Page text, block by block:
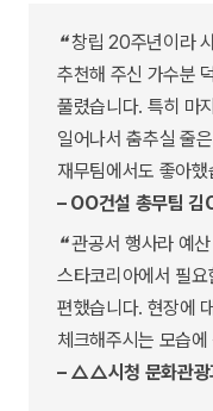
❝ 창립 20주년이라
추천해 주신 가수분
풀렸습니다. 특히 마
일어나서 춤추실 줄
재무팀에서도 좋아
– OO건설 총무팀 김
❝ 관공서 행사라 예
스타코리아에서 필
편했습니다. 현장에
체크해주시는 모습
– △△시청 문화관광